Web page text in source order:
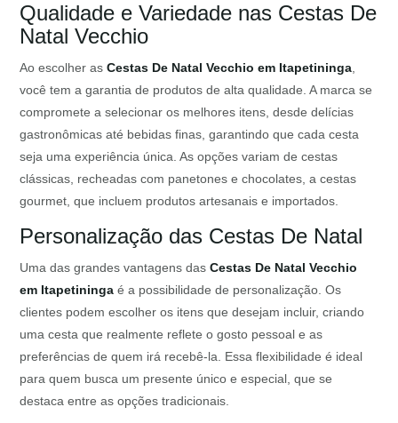
Qualidade e Variedade nas Cestas De
Natal Vecchio
Ao escolher asCestas De Natal Vecchio em Itapetininga
você tem a garantia de produtos de alta qualidade. A marca se
compromete a selecionar os melhores itens, desde delícias
gastronômicas até bebidas finas, garantindo que cada cesta
seja uma experiência única. As opções variam de cestas
clássicas, recheadas com panetones e chocolates, a cestas
gourmet, que incluem produtos artesanais e importados.
Personalização das Cestas De Natal
Uma das grandes vantagens dasCestas De Natal Vecchio
em Itapetininga é a possibilidade de personalização. Os
clientes podem escolher os itens que desejam incluir, criando
uma cesta que realmente reflete o gosto pessoal e as
preferências de quem irá recebê-la. Essa flexibilidade é ideal
para quem busca um presente único e especial, que se
destaca entre as opções tradicionais.